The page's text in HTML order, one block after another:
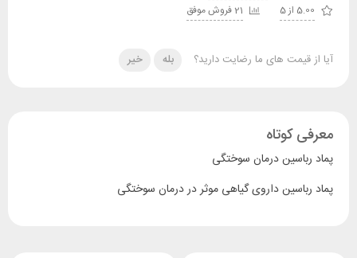
5.00 از 5
21 فروش موفق
آیا از قیمت های ما رضایت دارید؟ بله خیر
معرفی کوتاه
پماد رباسین درمان سوختگی
پماد رباسین داروی گیاهی موثر در درمان سوختگی